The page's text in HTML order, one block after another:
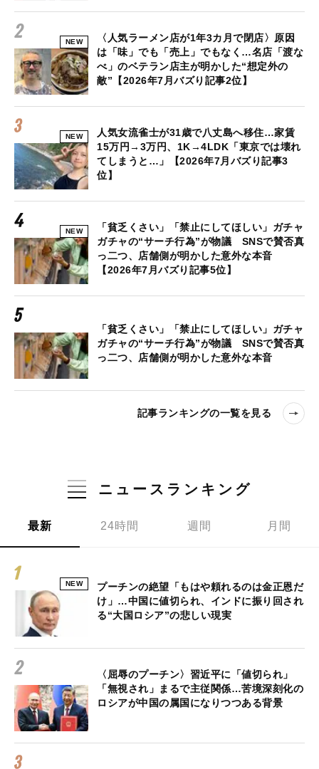
NEW
〈人気ラーメン店が1年3カ月で閉店〉原因
は「味」でも「売上」でもなく…名店「渡な
べ」のベテラン店主が明かした“想定外の
敵”【2026年7月バズり記事2位】
NEW
人気女流雀士が31歳で八丈島へ移住…家賃
15万円→3万円、1K→4LDK「東京では壊れ
てしまうと…」【2026年7月バズり記事3
位】
NEW
「貧乏くさい」「禁止にしてほしい」ガチャ
ガチャの“サーチ行為”が物議 SNSで賛否真
っ二つ、店舗側が明かした意外な本音
【2026年7月バズり記事5位】
「貧乏くさい」「禁止にしてほしい」ガチャ
ガチャの“サーチ行為”が物議 SNSで賛否真
っ二つ、店舗側が明かした意外な本音
記事ランキングの一覧を見る
ニュースランキング
最新 24時間 週間 月間
NEW
プーチンの絶望「もはや頼れるのは金正恩だ
け」…中国に値切られ、インドに振り回され
る“大国ロシア”の悲しい現実
〈屈辱のプーチン〉習近平に「値切られ」
「無視され」まるで主従関係…苦境深刻化の
ロシアが中国の属国になりつつある背景